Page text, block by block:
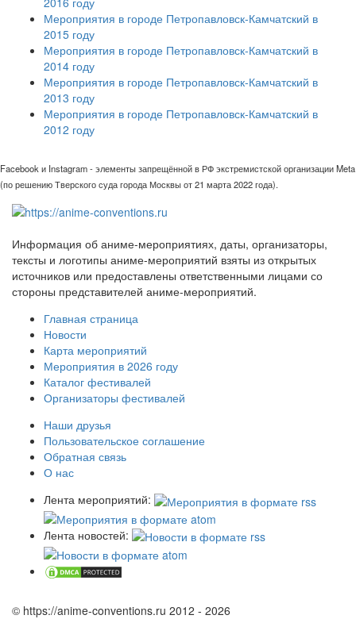
Мероприятия в городе Петропавловск-Камчатский в
2015 году
Мероприятия в городе Петропавловск-Камчатский в
2014 году
Мероприятия в городе Петропавловск-Камчатский в
2013 году
Мероприятия в городе Петропавловск-Камчатский в
2012 году
Facebook и Instagram - элементы запрещённой в РФ экстремистской организации Meta
(по решению Тверского суда города Москвы от 21 марта 2022 года).
Информация об аниме-мероприятиях, даты, организаторы,
тексты и логотипы аниме-мероприятий взяты из открытых
источников или предоставлены ответственными лицами со
стороны представителей аниме-мероприятий.
Главная страница
Новости
Карта мероприятий
Мероприятия в 2026 году
Каталог фестивалей
Организаторы фестивалей
Наши друзья
Пользовательское соглашение
Обратная связь
О нас
Лента мероприятий:
Лента новостей:
© https://anime-conventions.ru 2012 - 2026